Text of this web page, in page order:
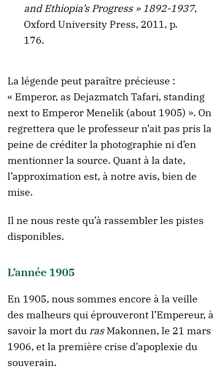
and Ethiopia’s Progress » 1892-1937,
Oxford University Press, 2011, p.
176.
La légende peut paraître précieuse :
« Emperor, as Dejazmatch Tafari, standing
next to Emperor Menelik (about 1905) ». On
regrettera que le professeur n’ait pas pris la
peine de créditer la photographie ni d’en
mentionner la source. Quant à la date,
l’approximation est, à notre avis, bien de
mise.
Il ne nous reste qu’à rassembler les pistes
disponibles.
L’année 1905
En 1905, nous sommes encore à la veille
des malheurs qui éprouveront l’Empereur, à
savoir la mort du rasMakonnen, le 21 mars
1906, et la première crise d’apoplexie du
souverain.